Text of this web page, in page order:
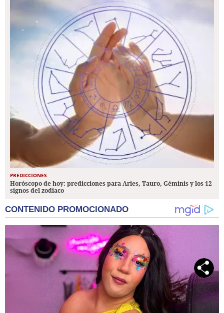
PREDICCIONES
Horóscopo de hoy: predicciones para Aries, Tauro, Géminis y los 12
signos del zodiaco
CONTENIDO PROMOCIONADO